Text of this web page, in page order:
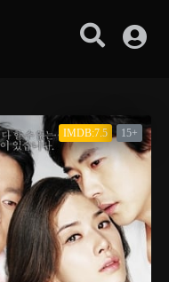
IMDB:7.5 15+